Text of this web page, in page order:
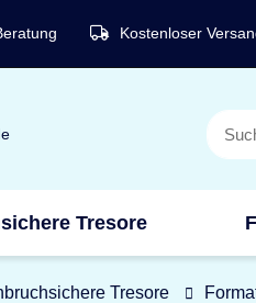
Kostenloser
Tresore
Tresore